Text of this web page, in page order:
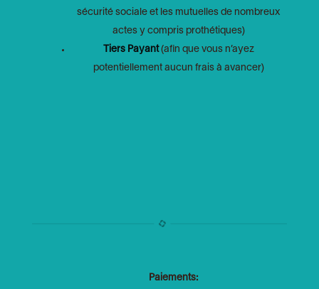
sécurité sociale et les mutuelles de nombreux
actes y compris prothétiques)
Tiers Payant(afin que vous n’ayez
potentiellement aucun frais à avancer)
Paiements: